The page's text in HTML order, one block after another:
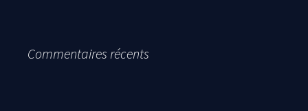
Commentaires récents